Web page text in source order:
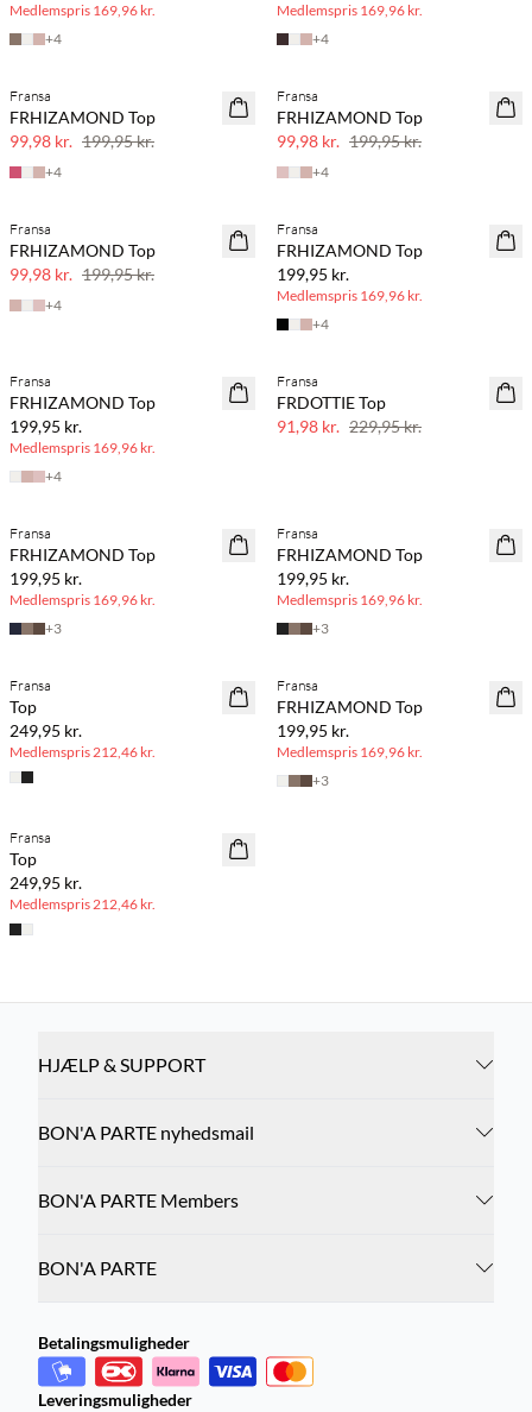
Medlemspris 169,96 kr.
+4
Medlemspris 169,96 kr.
+4
SAVE20
Fransa
FRHIZAMOND Top
99,98 kr. 199,95 kr.
+4
SAVE20
Fransa
FRHIZAMOND Top
99,98 kr. 199,95 kr.
+4
SAVE20
Fransa
FRHIZAMOND Top
99,98 kr. 199,95 kr.
+4
Fransa
FRHIZAMOND Top
199,95 kr.
Medlemspris 169,96 kr.
+4
Fransa
FRHIZAMOND Top
199,95 kr.
Medlemspris 169,96 kr.
+4
60% rabat
Fransa
FRDOTTIE Top
91,98 kr. 229,95 kr.
Fransa
FRHIZAMOND Top
199,95 kr.
Medlemspris 169,96 kr.
+3
Fransa
FRHIZAMOND Top
199,95 kr.
Medlemspris 169,96 kr.
+3
Fransa
Top
249,95 kr.
Medlemspris212,46 kr.
Fransa
FRHIZAMOND Top
199,95 kr.
Medlemspris 169,96 kr.
+3
Fransa
Top
249,95 kr.
Medlemspris212,46 kr.
HJÆLP & SUPPORT
BON'A PARTE nyhedsmail
BON'A PARTE Members
BON'A PARTE
Betalingsmuligheder
Leveringsmuligheder